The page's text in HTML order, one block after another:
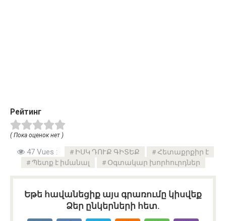
Рейтинг
( Пока оценок нет )
47 Vues : ԻՍԿ ԴՈՒՔ ԳԻՏԵՔ
Հետաքրքիր է
Պետք է իմանալ
Օգտակար խորհուրդներ
Եթե հավանեցիք այս գրառումը կիսվեք
Ձեր ընկերների հետ.